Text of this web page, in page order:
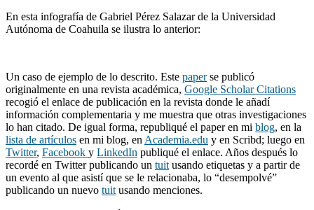
En esta infografía de Gabriel Pérez Salazar de la Universidad
Autónoma de Coahuila se ilustra lo anterior:
Un caso de ejemplo de lo descrito. Este paperse publicó
originalmente en una revista académica, Google Scholar Citations
recogió el enlace de publicación en la revista donde le añadí
información complementaria y me muestra que otras investigaciones
lo han citado. De igual forma, republiqué el paper en mi blog, en la
lista de artículos en mi blog, en Academia.edu y en Scribd; luego en
Twitter, Facebook y LinkedIn publiqué el enlace. Años después lo
recordé en Twitter publicando un tuit usando etiquetas y a partir de
un evento al que asistí que se le relacionaba, lo “desempolvé”
publicando un nuevo tuit usando menciones.